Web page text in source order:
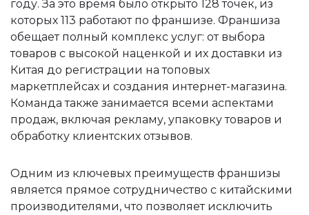
году. За это время было открыто 128 точек, из
которых 113 работают по франшизе. Франшиза
обещает полный комплекс услуг: от выбора
товаров с высокой наценкой и их доставки из
Китая до регистрации на топовых
маркетплейсах и создания интернет-магазина.
Команда также занимается всеми аспектами
продаж, включая рекламу, упаковку товаров и
обработку клиентских отзывов.
Одним из ключевых преимуществ франшизы
является прямое сотрудничество с китайскими
производителями, что позволяет исключить